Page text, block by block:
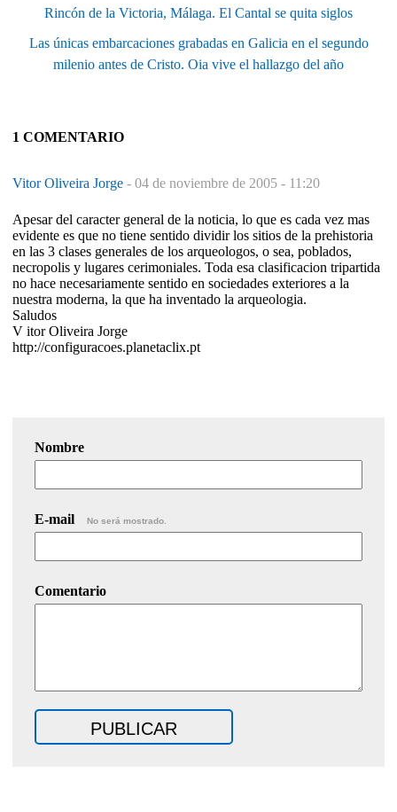
Rincón de la Victoria, Málaga. El Cantal se quita siglos
Las únicas embarcaciones grabadas en Galicia en el segundo
milenio antes de Cristo. Oia vive el hallazgo del año
1 COMENTARIO
Vitor Oliveira Jorge - 04 de noviembre de 2005 - 11:20
Apesar del caracter general de la noticia, lo que es cada vez mas
evidente es que no tiene sentido dividir los sitios de la prehistoria
en las 3 clases generales de los arqueologos, o sea, poblados,
necropolis y lugares cerimoniales. Toda esa clasificacion tripartida
no hace necesariamente sentido en sociedades exteriores a la
nuestra moderna, la que ha inventado la arqueologia.
Saludos
V itor Oliveira Jorge
http://configuracoes.planetaclix.pt
Nombre
E-mail No será mostrado.
Comentario